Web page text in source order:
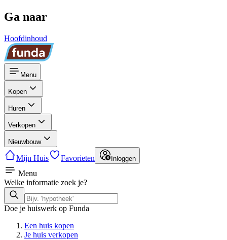
Ga naar
Hoofdinhoud
Menu
Kopen
Huren
Verkopen
Nieuwbouw
Mijn Huis Favorieten Inloggen
Menu
Welke informatie zoek je?
Doe je huiswerk op Funda
Een huis kopen
Je huis verkopen